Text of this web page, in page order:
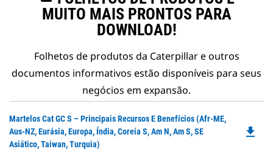
MUITO MAIS PRONTOS PARA
DOWNLOAD!
Folhetos de produtos da Caterpillar e outros
documentos informativos estão disponíveis para seus
negócios em expansão.
Martelos Cat GC S – Principais Recursos E Benefícios (Afr-ME,
Aus-NZ, Eurásia, Europa, Índia, Coreia S, Am N, Am S, SE
Asiático, Taiwan, Turquia)
file_download